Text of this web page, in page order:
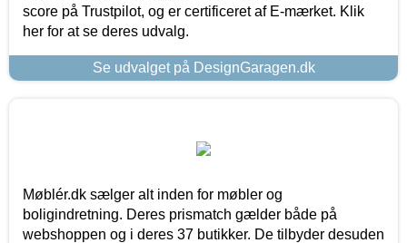
score på Trustpilot, og er certificeret af E-mærket. Klik
her for at se deres udvalg.
Se udvalget på DesignGaragen.dk
Møblér.dk sælger alt inden for møbler og
boligindretning. Deres prismatch gælder både på
webshoppen og i deres 37 butikker. De tilbyder desuden